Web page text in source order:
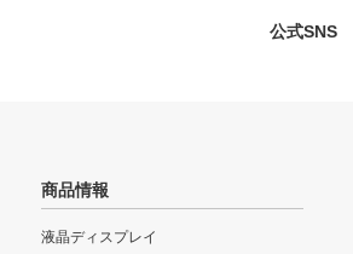
公式SNS
商品情報
液晶ディスプレイ